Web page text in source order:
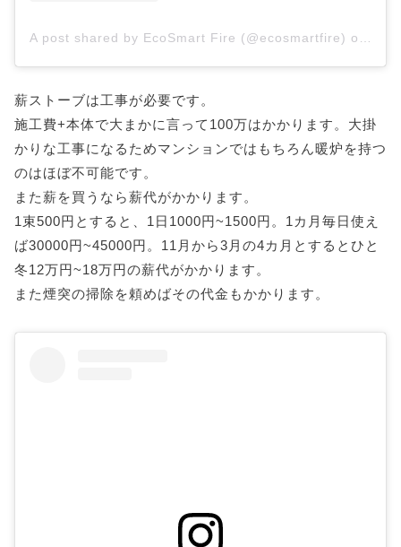
A post shared by EcoSmart Fire (@ecosmartfire) on
薪ストーブは工事が必要です。
施工費+本体で大まかに言って100万はかかります。大掛
かりな工事になるためマンションではもちろん暖炉を持つ
のはほぼ不可能です。
また薪を買うなら薪代がかかります。
1束500円とすると、1日1000円~1500円。1カ月毎日使え
ば30000円~45000円。11月から3月の4カ月とするとひと
冬12万円~18万円の薪代がかかります。
また煙突の掃除を頼めばその代金もかかります。